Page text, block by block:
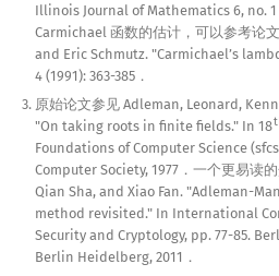
Illinois Journal of Mathematics 6, no. 1
Carmichael 函数的估计，可以参考论
and Eric Schmutz. "Carmichael’s
4 (1991): 363-385．
原始论文参见 Adleman, Leonard,
"On taking roots in finite fields." In 18
Foundations of Computer Science (sfcs
Computer Society, 1977．一个更易读
Qian Sha, and Xiao Fan. "Adleman-
method revisited." In International
Security and Cryptology, pp. 77-85.
Berlin Heidelberg, 2011．